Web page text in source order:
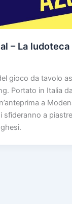
– La
gioco da tavolo
Portato in Italia
a
sfideranno a